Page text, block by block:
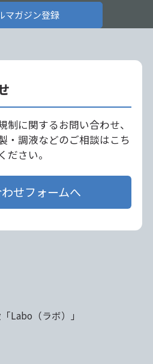
マガジン登録
制に関するお問い合わせ、
・調液などのご相談はこち
ださい。
せフォームへ
Labo（ラボ）」